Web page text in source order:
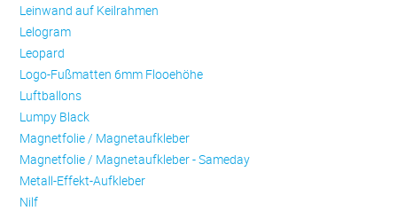
Leinwand auf Keilrahmen
Lelogram
Leopard
Logo-Fußmatten 6mm Flooehöhe
Luftballons
Lumpy Black
Magnetfolie / Magnetaufkleber
Magnetfolie / Magnetaufkleber - Sameday
Metall-Effekt-Aufkleber
Nilf